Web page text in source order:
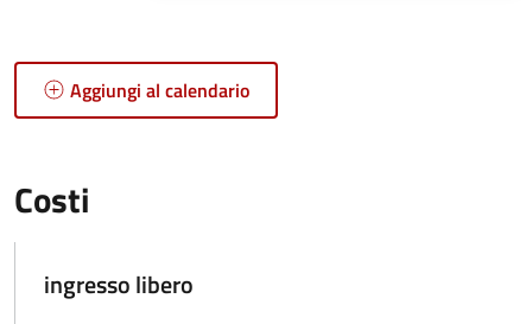
Aggiungi al calendario
Costi
ingresso libero